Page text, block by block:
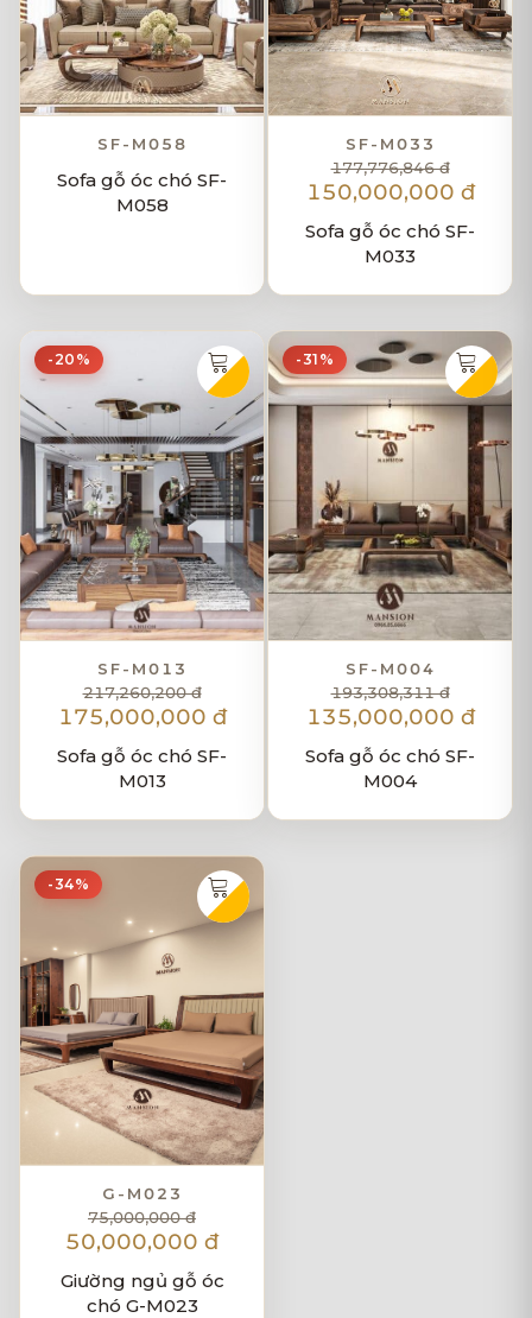
SF-M058
Sofa gỗ óc chó SF-
M058
SF-M033
177,776,846 đ
150,000,000 đ
Sofa gỗ óc chó SF-
M033
-20%
SF-M013
217,260,200 đ
175,000,000 đ
Sofa gỗ óc chó SF-
M013
-31%
SF-M004
193,308,311 đ
135,000,000 đ
Sofa gỗ óc chó SF-
M004
-34%
G-M023
75,000,000 đ
50,000,000 đ
Giường ngủ gỗ óc
chó G-M023